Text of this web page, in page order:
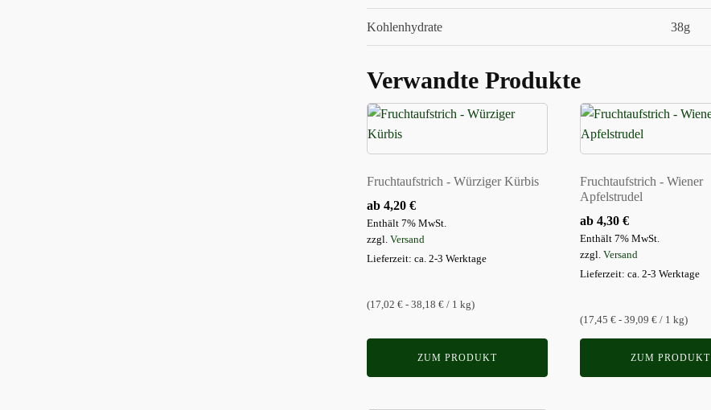
Kohlenhydrate 38g
Verwandte Produkte
Fruchtaufstrich - Würziger Kürbis
ab 4,20 €
Enthält 7% MwSt.
zzgl. Versand
Lieferzeit: ca. 2-3 Werktage
(17,02 € - 38,18 € / 1 kg)
ZUM PRODUKT
Dieses
Produkt
weist
auf.
Die
Optionen
der
werden
Fruchtaufstrich - Wiener
Apfelstrudel
ab 4,30€
Enthält 7% MwSt.
zzgl.Versand
Lieferzeit: ca. 2-3 Werktage
(17,45 € - 39,09 € / 1 kg)
ZUM PRODUKT
Dieses
Produkt
weist
Varianten
Die
Optionen
können
der
werden